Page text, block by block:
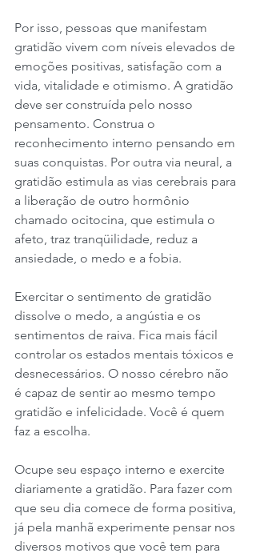
Por isso, pessoas que manifestam
gratidão vivem com níveis elevados de
emoções positivas, satisfação com a
vida, vitalidade e otimismo. A gratidão
deve ser construída pelo nosso
pensamento. Construa o
reconhecimento interno pensando em
suas conquistas. Por outra via neural, a
gratidão estimula as vias cerebrais para
a liberação de outro hormônio
chamado ocitocina, que estimula o
afeto, traz tranqüilidade, reduz a
ansiedade, o medo e a fobia. ⠀⠀
Exercitar o sentimento de gratidão
dissolve o medo, a angústia e os
sentimentos de raiva. Fica mais fácil
controlar os estados mentais tóxicos e
desnecessários. O nosso cérebro não
é capaz de sentir ao mesmo tempo
gratidão e infelicidade. Você é quem
faz a escolha.
Ocupe seu espaço interno e exercite
diariamente a gratidão. Para fazer com
que seu dia comece de forma positiva,
já pela manhã experimente pensar nos
diversos motivos que você tem para